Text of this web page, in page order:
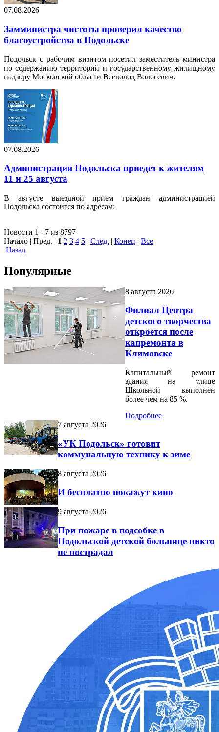
07.08.2026
Замминистра чистоты проверил качество
благоустройства в Подольске
Подольск с рабочим визитом посетил заместитель министра
по содержанию территорий и государственному жилищному
надзору Московской области Всеволод Волосевич.
07.08.2026
Администрация Подольска приедет к жителям
11 и 25 августа
В августе выездной прием граждан администрацией
Подольска состоится по адресам:
Новости 1 - 7 из 8797
Начало | Пред. | 1 2 3 4 5 | След. | Конец | Все
Назад
Популярные
8 августа 2026
Филиал Центра
детского творчества
откроется после
капремонта в
Климовске
Капитальный ремонт
здания на улице
Школьной выполнен
более чем на 85 %.
Подробнее
7 августа 2026
«УК Подольск» готовит
коммунальную технику к зиме
8 августа 2026
И бесплатно покажут кино
9 августа 2026
При пожаре в подсобке в
Подольской детской больнице никто
не пострадал